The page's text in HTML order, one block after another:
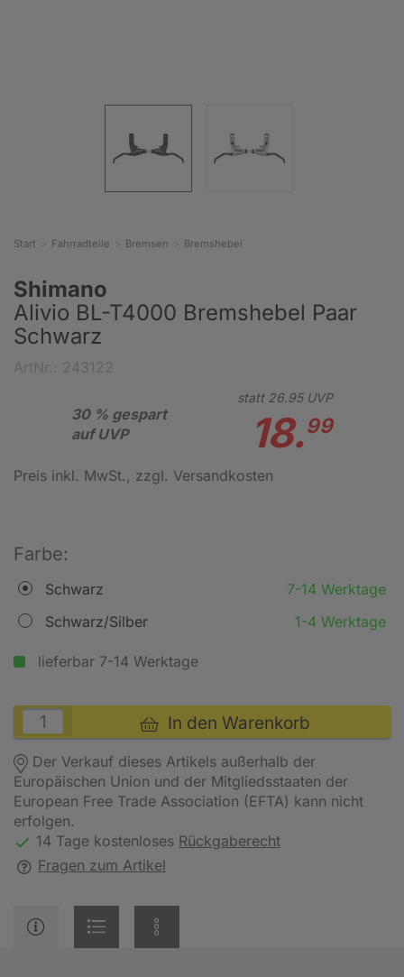
Start Fahrradteile Bremsen Bremshebel
Shimano
Alivio BL-T4000 Bremshebel Paar
Schwarz
30 % gespart
auf UVP
statt 26.95UVP
18.99
Preis inkl. MwSt., zzgl. Versandkosten
Farbe:
Schwarz
7-14 Werktage
Schwarz/Silber
1-4 Werktage
lieferbar 7-14 Werktage
In den Warenkorb
Der Verkauf dieses Artikels außerhalb der
Europäischen Union und der Mitgliedsstaaten der
European Free Trade Association (EFTA) kann nicht
erfolgen.
14 Tage kostenloses Rückgaberecht
Fragen zum Artikel